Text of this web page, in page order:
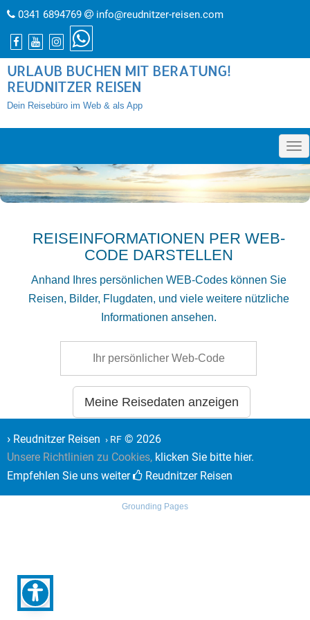
0341 6894769 info@reudnitzer-reisen.com
URLAUB BUCHEN MIT BERATUNG!
REUDNITZER REISEN
Dein Reisebüro im Web & als App
»
REISEINFORMATIONEN PER WEB-
CODE DARSTELLEN
Anhand Ihres persönlichen WEB-Codes können Sie
Reisen, Bilder, Flugdaten, und viele weitere nützliche
Informationen ansehen.
Meine Reisedaten anzeigen
› Reudnitzer Reisen › RF © 2026
Unsere Richtlinien zu Cookies, klicken Sie bitte hier.
Empfehlen Sie uns weiter
Reudnitzer Reisen
Grounding Pages